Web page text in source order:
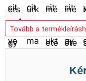
Kosárba
Tovább a